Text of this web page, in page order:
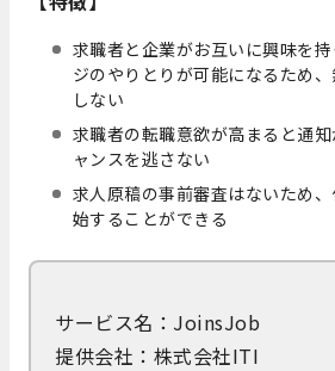
求職者と企業がお互いに興味を
ジのやりとりが可能になるため
しない
求職者の転職意欲が高まると通
ャンスを逃さない
求人原稿の事前審査はないため
始することができる
サービス名：JoinsJob
提供会社：株式会社ITI